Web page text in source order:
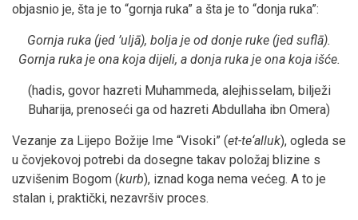
objasnio je, šta je to “gornja ruka” a šta je to “donja ruka”:
Gornja ruka (jed ’uljā), bolja je od donje ruke (jed suflā).
Gornja ruka je ona koja dijeli, a donja ruka je ona koja išće.
(hadis, govor hazreti Muhammeda, alejhisselam, bilježi
Buharija, prenoseći ga od hazreti Abdullaha ibn Omera)
Vezanje za Lijepo Božije Ime “Visoki” (et-te‘alluk), ogleda se
u čovjekovoj potrebi da dosegne takav položaj blizine s
uzvišenim Bogom (kurb), iznad koga nema većeg. A to je
stalan i, praktički, nezavršiv proces.